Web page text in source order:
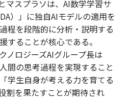
マスプラソは、AI数学学習サ
）」に独自AIモデルの適用を
程を段階的に分析・説明する
することが核心である。
ノロジーズAIグループ長は
間の思考過程を実現すること
学生自身が考える力を育てる
割を果たすことが期待され